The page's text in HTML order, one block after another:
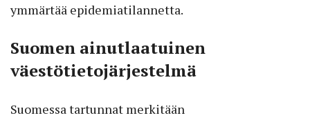
ymmärtää epidemiatilannetta.
Suomen ainutlaatuinen
väestötietojärjestelmä
Suomessa tartunnat merkitään